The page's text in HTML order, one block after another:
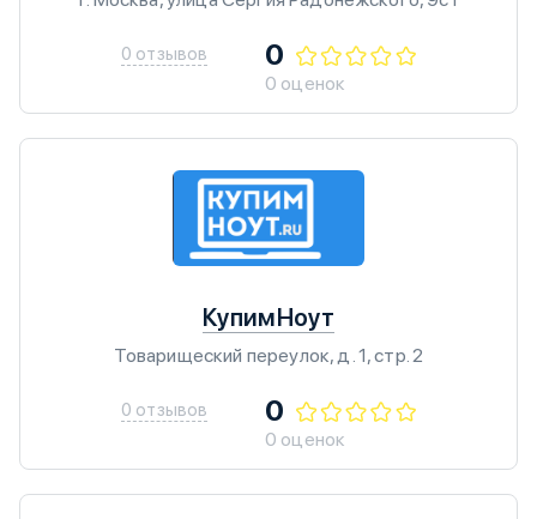
0 отзывов 0
0 оценок
КупимНоут
Товарищеский переулок, д. 1, стр. 2
0 отзывов 0
0 оценок